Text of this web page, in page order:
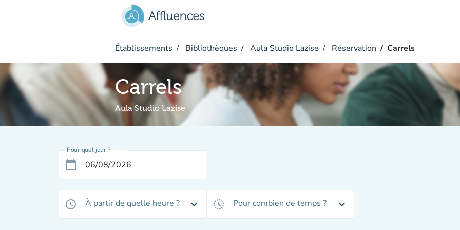
Établissements Bibliothèques Aula Studio Lazise Réservation Carrels
Carrels
Aula Studio Lazise
Pour quel jour ?
calendar_today
access_time À partir de quelle heure ? expand_more history_toggle_off Pour combien de temps ? expand_more